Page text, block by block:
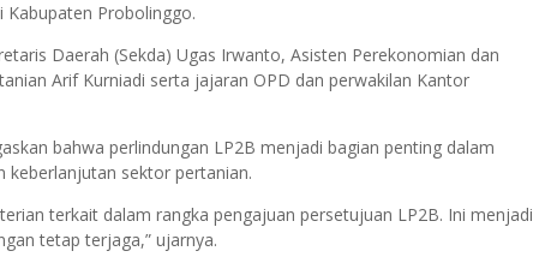
Probolinggo.
Daerah (Sekda) Ugas Irwanto, Asisten Perekonomian dan
Arif Kurniadi serta jajaran OPD dan perwakilan Kantor
bahwa perlindungan LP2B menjadi bagian penting dalam
keberlanjutan sektor pertanian.
terkait dalam rangka pengajuan persetujuan LP2B. Ini menjadi
tetap terjaga,” ujarnya.